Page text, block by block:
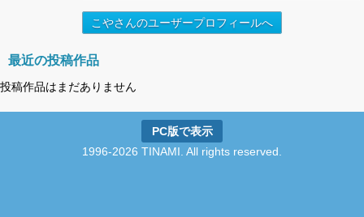
こやさんのユーザープロフィールへ
最近の投稿作品
投稿作品はまだありません
PC版で表示
1996-2026 TINAMI. All rights reserved.